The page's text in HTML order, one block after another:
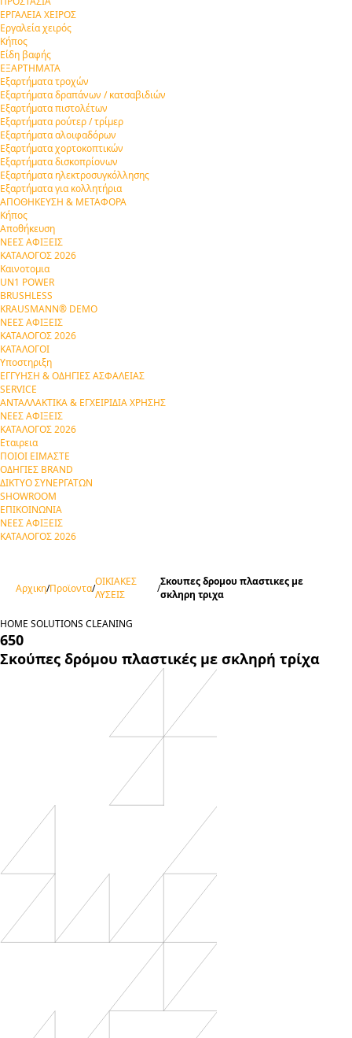
ΕΡΓΑΛΕΙΑ ΧΕΙΡΟΣ
Εργαλεία χειρός
Κήπος
Είδη βαφής
ΕΞΑΡΤΗΜΑΤΑ
Εξαρτήματα τροχών
Εξαρτήματα δραπάνων / κατσαβιδιών
Εξαρτήματα πιστολέτων
Εξαρτήματα ρούτερ / τρίμερ
Εξαρτήματα αλοιφαδόρων
Εξαρτήματα χορτοκοπτικών
Εξαρτήματα δισκοπρίονων
Εξαρτήματα ηλεκτροσυγκόλλησης
Εξαρτήματα για κολλητήρια
ΑΠΟΘΗΚΕΥΣΗ & ΜΕΤΑΦΟΡΑ
Κήπος
Αποθήκευση
ΝΕΕΣ ΑΦΙΞΕΙΣ
ΚΑΤΑΛΟΓΟΣ 2026
Καινοτομια
UN1 POWER
BRUSHLESS
KRAUSMANN® DEMO
ΝΕΕΣ ΑΦΙΞΕΙΣ
ΚΑΤΑΛΟΓΟΣ 2026
ΚΑΤΑΛΟΓΟΙ
Υποστηριξη
ΕΓΓΥΗΣΗ & ΟΔΗΓΙΕΣ ΑΣΦΑΛΕΙΑΣ
SERVICE
ΑΝΤΑΛΛΑΚΤΙΚΑ & ΕΓΧΕΙΡΙΔΙΑ ΧΡΗΣΗΣ
ΝΕΕΣ ΑΦΙΞΕΙΣ
ΚΑΤΑΛΟΓΟΣ 2026
Εταιρεια
ΠΟΙΟΙ ΕΙΜΑΣΤΕ
ΟΔΗΓΙΕΣ BRAND
ΔΙΚΤΥΟ ΣΥΝΕΡΓΑΤΩΝ
SHOWROOM
ΕΠΙΚΟΙΝΩΝΙΑ
ΝΕΕΣ ΑΦΙΞΕΙΣ
ΚΑΤΑΛΟΓΟΣ 2026
Αρχικη/Προϊοντα/ΟΙΚΙΑΚΕΣ
ΛΥΣΕΙΣ
/Σκουπες δρομου πλαστικες με
σκληρη τριχα
HOME SOLUTIONS CLEANING
650
Σκούπες δρόμου πλαστικές με σκληρή τρίχα